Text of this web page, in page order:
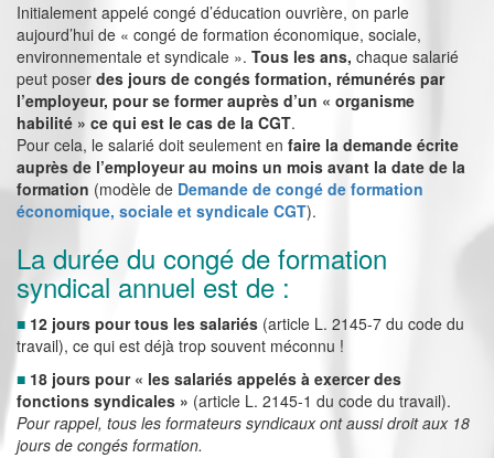
Initialement appelé congé d’éducation ouvrière, on parle
aujourd’hui de « congé de formation économique, sociale,
environnementale et syndicale ». Tous les ans, chaque salarié
peut poser des jours de congés formation, rémunérés par
l’employeur, pour se former auprès d’un « organisme
habilité » ce qui est le cas de la CGT.
Pour cela, le salarié doit seulement en faire la demande écrite
auprès de l’employeur au moins un mois avant la date de la
formation (modèle de Demande de congé de formation
économique, sociale et syndicale CGT).
La durée du congé de formation
syndical annuel est de :
■ 12 jours pour tous les salariés (article L. 2145-7 du code du
travail), ce qui est déjà trop souvent méconnu !
■ 18 jours pour « les salariés appelés à exercer des
fonctions syndicales » (article L. 2145-1 du code du travail).
Pour rappel, tous les formateurs syndicaux ont aussi droit aux 18
jours de congés formation.